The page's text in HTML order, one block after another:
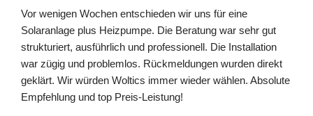
Vor wenigen Wochen entschieden wir uns für eine
Solaranlage plus Heizpumpe. Die Beratung war sehr gut
strukturiert, ausführlich und professionell. Die Installation
war zügig und problemlos. Rückmeldungen wurden direkt
geklärt. Wir würden Woltics immer wieder wählen. Absolute
Empfehlung und top Preis-Leistung!